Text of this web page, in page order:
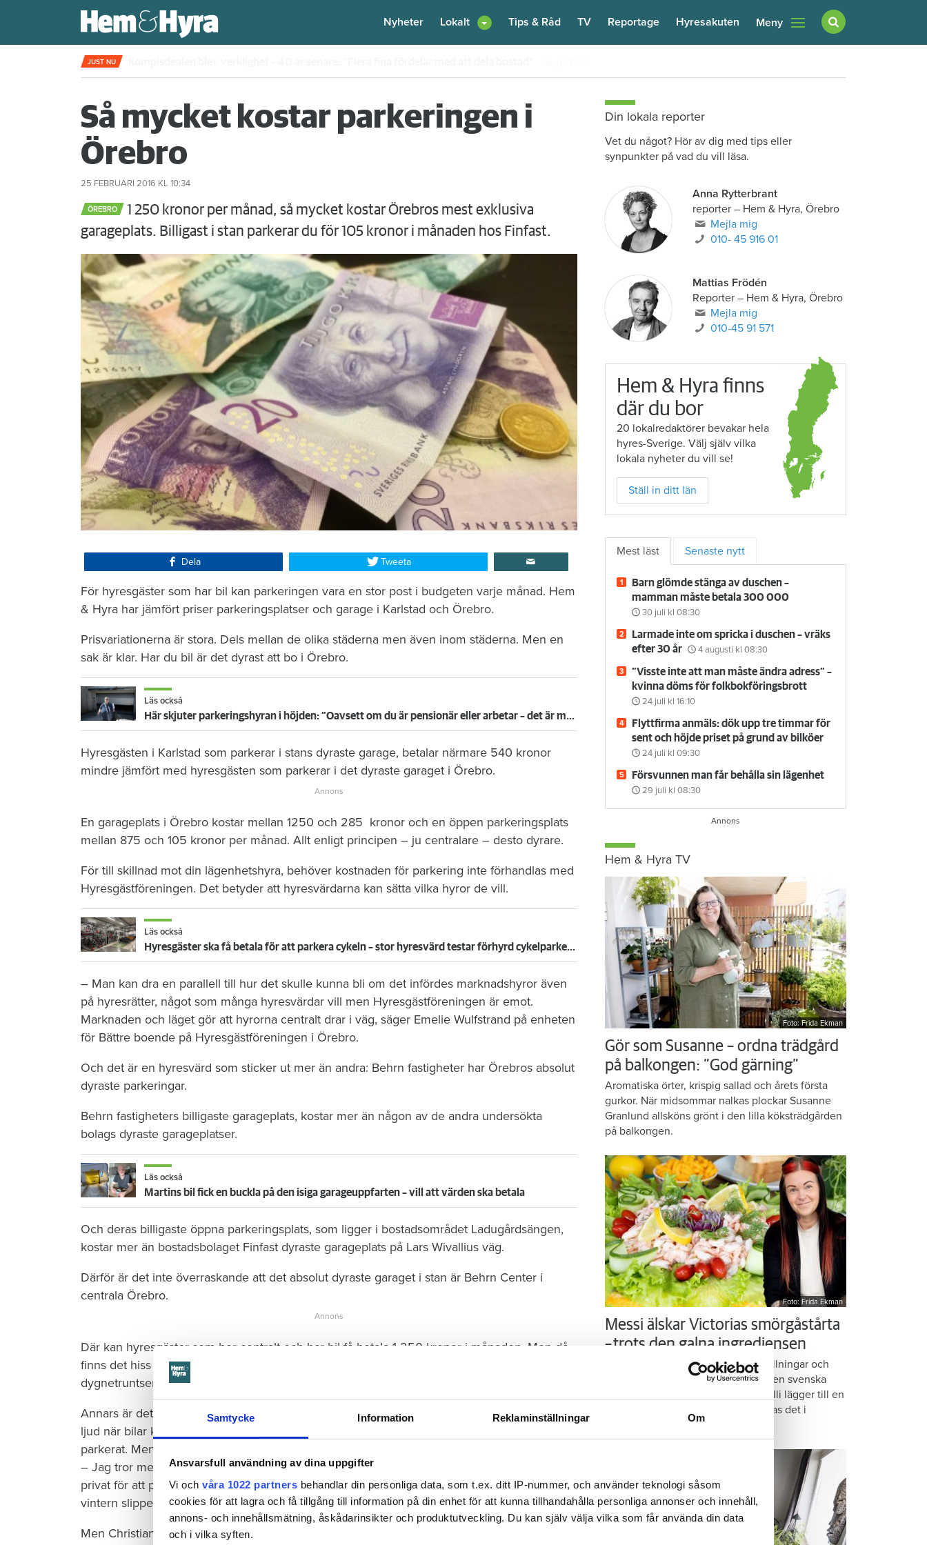
Samtycke Information Reklaminställningar Om
Ansvarsfull användning av dina uppgifter
Vi och våra 1022 partners behandlar din personliga data, som t.ex. ditt IP-nummer, och använder teknologi såsom
cookies för att lagra och få tillgång till information på din enhet för att kunna tillhandahålla personliga annonser och innehåll,
annons- och innehållsmätning, åskådarinsikter och produktutveckling. Du kan själv välja vilka som får använda din data
och i vilka syften.
Nyheter Lokalt Tips & Råd TV Reportage Hyresakuten Meny
JUST NU
Så mycket kostar parkeringen i
Örebro
25 FEBRUARI 2016 KL 10:34
ÖREBRO
1 250 kronor per månad, så mycket kostar Örebros mest exklusiva
garageplats. Billigast i stan parkerar du för 105 kronor i månaden hos Finfast.
Dela Tweeta
För hyresgäster som har bil kan parkeringen vara en stor post i budgeten varje månad. Hem
& Hyra har jämfört priser parkeringsplatser och garage i Karlstad och Örebro.
Prisvariationerna är stora. Dels mellan de olika städerna men även inom städerna. Men en
sak är klar. Har du bil är det dyrast att bo i Örebro.
Läs också
Här skjuter parkeringshyran i höjden: ”Oavsett om du är pensionär eller arbetar – det är mycket pengar”
Hyresgästen i Karlstad som parkerar i stans dyraste garage, betalar närmare 540 kronor
mindre jämfört med hyresgästen som parkerar i det dyraste garaget i Örebro.
En garageplats i Örebro kostar mellan 1250 och 285 kronor och en öppen parkeringsplats
mellan 875 och 105 kronor per månad. Allt enligt principen – ju centralare – desto dyrare.
För till skillnad mot din lägenhetshyra, behöver kostnaden för parkering inte förhandlas med
Hyresgästföreningen. Det betyder att hyresvärdarna kan sätta vilka hyror de vill.
Läs också
Hyresgäster ska få betala för att parkera cykeln – stor hyresvärd testar förhyrd cykelparkering
– Man kan dra en parallell till hur det skulle kunna bli om det infördes marknadshyror även
på hyresrätter, något som många hyresvärdar vill men Hyresgästföreningen är emot.
Marknaden och läget gör att hyrorna centralt drar i väg, säger Emelie Wulfstrand på enheten
för Bättre boende på Hyresgästföre­ningen i Örebro.
Och det är en hyresvärd som sticker ut mer än andra: Behrn fastigheter har Örebros absolut
dyraste parkeringar.
Behrn fastigheters billigaste garageplats, kostar mer än någon av de andra undersökta
bolags dyraste garageplatser.
Läs också
Martins bil fick en buckla på den isiga garageuppfarten – vill att värden ska betala
Och deras billigaste öppna parkeringsplats, som ligger i bostadsområdet Ladugårdsängen,
kostar mer än bostadsbolaget Finfast dyraste garageplats på Lars Wivallius väg.
Därför är det inte överraskande att det absolut dyraste garaget i stan är Behrn Center i
centrala Örebro.
Där kan hyresgäster som bor centralt och har bil få betala 1 250 kronor i månaden. Men då
finns det hiss mellan våningsplanen, flera olika betalsätt, kameraövervakning och
dygnetruntservice.
Annars är det som parkeringshus är mest: en svag doft av kvardröjande avgaser och hårt
ljud när bilar kör in och ut ur betongbyggnaden. Hem & Hyra träffar en man som just
parkerat. Men det är företaget som betalar.
– Jag tror mest det är företag som parkerar här – jag skulle själv aldrig betala så mycket
privat för att parkera. Men nu är det mycket värt att stå så här. Det är väldigt centralt och på
vintern slipper man snö och is på bilen, säger mannen som inte vill uppge sitt namn.
Men Christian Behrn på Behrn fastigheter tror inte att det skiljer så mycket, egentligen.
Din lokala reporter
Vet du något? Hör av dig med tips eller
synpunkter på vad du vill läsa.
Anna Rytterbrant
reporter– Hem & Hyra, Örebro
Mejla mig
010- 45 916 01
Mattias Frödén
Reporter– Hem & Hyra, Örebro
Mejla mig
010-45 91 571
Hem & Hyra finns
där du bor
20 lokalredaktörer bevakar hela
hyres-Sverige. Välj själv vilka
lokala nyheter du vill se!
Ställ in ditt län
Mest läst Senaste nytt
Barn glömde stänga av duschen –
mamman måste betala 300 000
30 juli kl 08:30
Larmade inte om spricka i duschen – vräks
efter 30 år
4 augusti kl 08:30
”Visste inte att man måste ändra adress” –
kvinna döms för folkbokföringsbrott
24 juli kl 16:10
Flyttfirma anmäls: dök upp tre timmar för
sent och höjde priset på grund av bilköer
24 juli kl 09:30
Försvunnen man får behålla sin lägenhet
29 juli kl 08:30
Hem & Hyra TV
Foto: Frida Ekman
Gör som Susanne – ordna trädgård
på balkongen: ”God gärning”
Aromatiska örter, krispig sallad och årets första
gurkor. När midsommar nalkas plockar Susanne
Granlund allsköns grönt i den lilla köksträdgården
på balkongen.
Foto: Frida Ekman
Messi älskar Victorias smörgåstårta
– trots den galna ingrediensen
Formbrödsskivor i rader, krämiga fyllningar och
krispiga grönsaker. Det är basen i den svenska
klassikern smörgåstårta. Victoria Lalli lägger till en
specialingrediens – och ändå vattnas det i
munnen på självaste Messi.